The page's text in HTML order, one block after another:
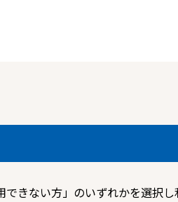
きない方」のいずれかを選択し